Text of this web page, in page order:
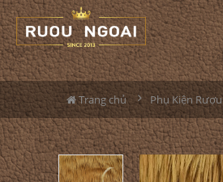
Trang chủ Phụ Kiện Rượu